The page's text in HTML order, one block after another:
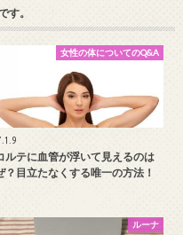
す。
女性の体についてのQ&A
ルテに血管が浮いて見えるのは
？目立たなくする唯一の方法！
ルーナ